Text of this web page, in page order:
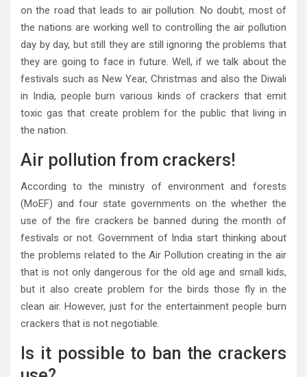
on the road that leads to air pollution. No doubt, most of
the nations are working well to controlling the air pollution
day by day, but still they are still ignoring the problems that
they are going to face in future. Well, if we talk about the
festivals such as New Year, Christmas and also the Diwali
in India, people burn various kinds of crackers that emit
toxic gas that create problem for the public that living in
the nation.
Air pollution from crackers!
According to the ministry of environment and forests
(MoEF) and four state governments on the whether the
use of the fire crackers be banned during the month of
festivals or not. Government of India start thinking about
the problems related to the Air Pollution creating in the air
that is not only dangerous for the old age and small kids,
but it also create problem for the birds those fly in the
clean air. However, just for the entertainment people burn
crackers that is not negotiable.
Is it possible to ban the crackers